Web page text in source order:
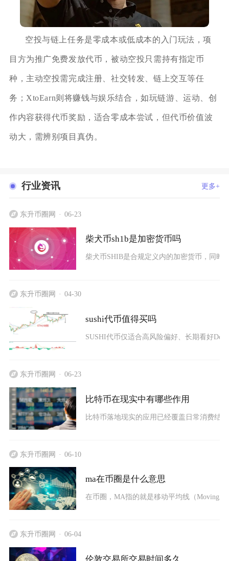
空投与链上任务是零成本或低成本的入门玩法，项
目方为推广免费发放代币，被动空投只需持有指定币
种，主动空投需完成注册、社交转发、链上交互等任
务；XtoEarn则将赚钱与娱乐结合，如玩链游、运动、创
作内容获得代币奖励，适合零成本尝试，但代币价值波
动大，需辨别项目真伪。
行业资讯 更多+
东升币圈网 06-23
柴犬币sh1b是加密货币吗
柴犬币SHIB是合规定义内的加密货币，同时
东升币圈网 04-30
sushi代币值得买吗
SUSHI代币仅适合高风险偏好、长期看好
东升币圈网 06-23
比特币在现实中有哪些作用
比特币落地现实的应用已经覆盖日常消费结
东升币圈网 06-10
ma在币圈是什么意思
在币圈，MA指的就是移动平均线（
东升币圈网 06-04
伦敦交易所交易时间多久